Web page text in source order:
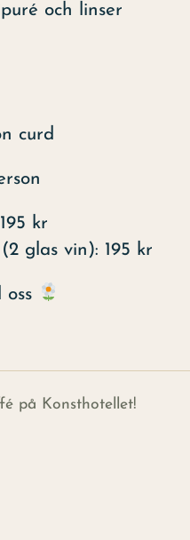
och linser
curd
kr
195 kr
på Konsthotellet!